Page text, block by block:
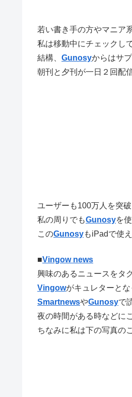
若い書き手の方やマニア
私は移動中にチェックし
結構、 Gunosyからはサ
朝刊と夕刊が一日２回配
ユーザーも100万人を突破
私の周りでもGunosyを
このGunosyもiPadで使
■Vingow news
興味のあるニュースをタ
Vingowがキュレターと
SmartnewsやGunosyで
夜の時間がある時などに
ちなみに私は下の写真の